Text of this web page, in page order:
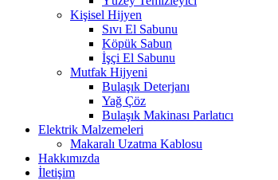
Kişisel Hijyen
Sıvı El Sabunu
Köpük Sabun
İşçi El Sabunu
Mutfak Hijyeni
Bulaşık Deterjanı
Yağ Çöz
Bulaşık Makinası Parlatıcı
Elektrik Malzemeleri
Makaralı Uzatma Kablosu
Hakkımızda
İletişim